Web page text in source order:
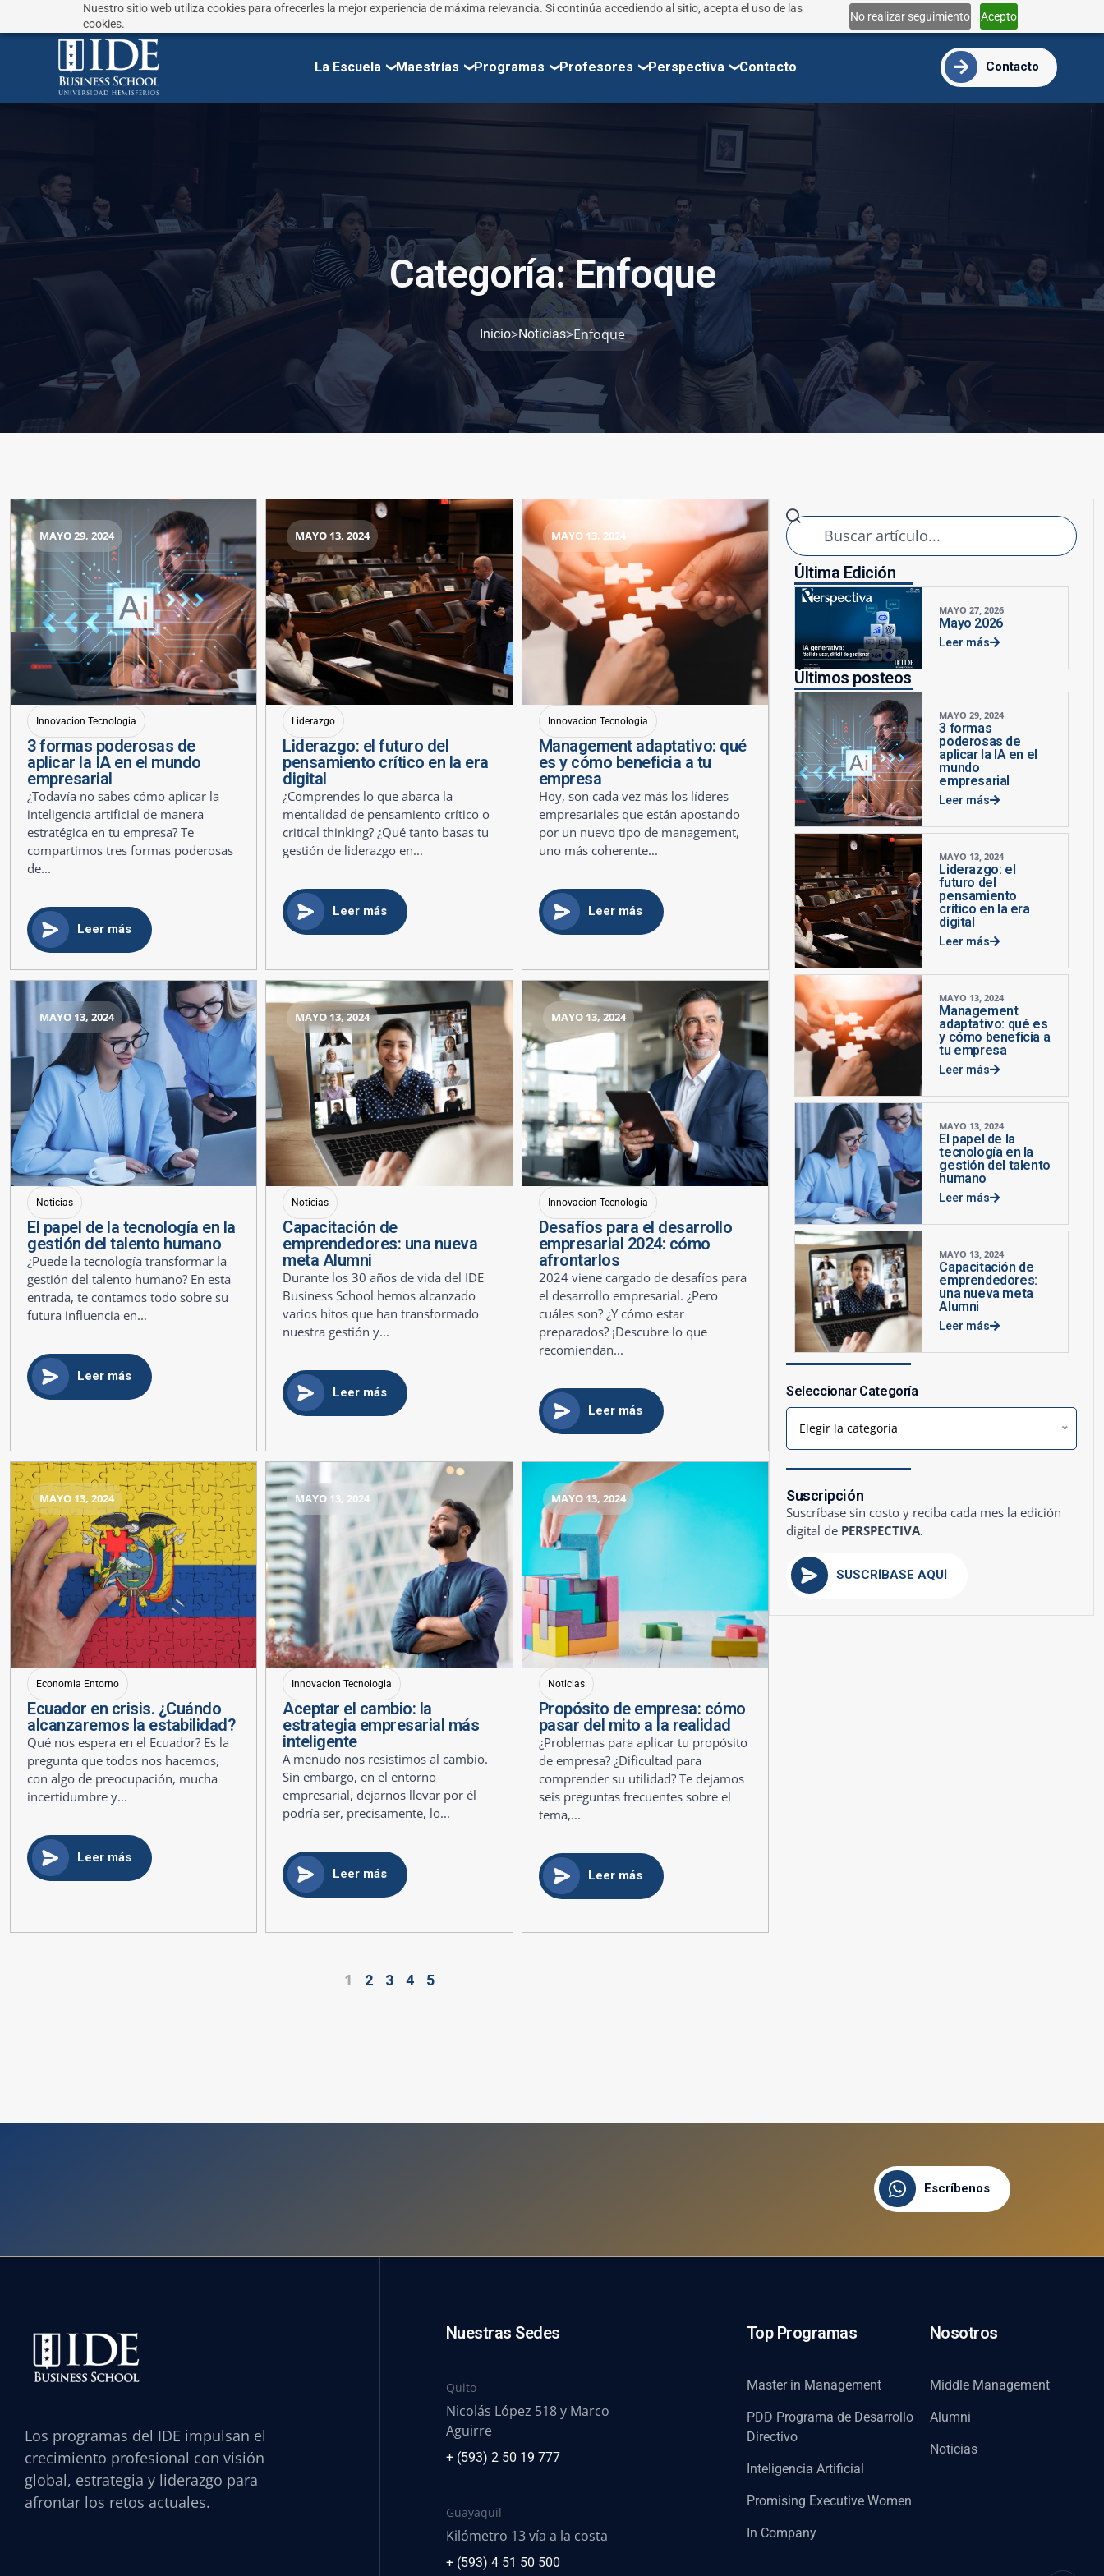
Nuestro sitio web utiliza cookies para ofrecerles la mejor experiencia de máxima relevancia. Si continúa accediendo al sitio, acepta el uso de las
cookies.
No realizar seguimiento Acepto
¿No sabes que estudiar?Responde estas preguntas Lun - Vie 9:00 - 18:00 info@ide.edu.ec
La Escuela Maestrías Programas Profesores Perspectiva Contacto Contacto
Categoría:Enfoque
Inicio>Noticias>Enfoque
MAYO 29, 2024
Innovacion Tecnologia
3 formas poderosas de
aplicar la IA en el mundo
empresarial
¿Todavía no sabes cómo aplicar la
inteligencia artificial de manera
estratégica en tu empresa? Te
compartimos tres formas poderosas
de...
Leer más
MAYO 13, 2024
Liderazgo
Liderazgo: el futuro del
pensamiento crítico en la era
digital
¿Comprendes lo que abarca la
mentalidad de pensamiento crítico o
critical thinking? ¿Qué tanto basas tu
gestión de liderazgo en...
Leer más
MAYO 13, 2024
Innovacion Tecnologia
Management adaptativo: qué
es y cómo beneficia a tu
empresa
Hoy, son cada vez más los líderes
empresariales que están apostando
por un nuevo tipo de management,
uno más coherente...
Leer más
MAYO 13, 2024
Noticias
El papel de la tecnología en la
gestión del talento humano
¿Puede la tecnología transformar la
gestión del talento humano? En esta
entrada, te contamos todo sobre su
futura influencia en...
Leer más
MAYO 13, 2024
Noticias
Capacitación de
emprendedores: una nueva
meta Alumni
Durante los 30 años de vida del IDE
Business School hemos alcanzado
varios hitos que han transformado
nuestra gestión y...
Leer más
MAYO 13, 2024
Innovacion Tecnologia
Desafíos para el desarrollo
empresarial 2024: cómo
afrontarlos
2024 viene cargado de desafíos para
el desarrollo empresarial. ¿Pero
cuáles son? ¿Y cómo estar
preparados? ¡Descubre lo que
recomiendan...
Leer más
MAYO 13, 2024
Economia Entorno
Ecuador en crisis. ¿Cuándo
alcanzaremos la estabilidad?
Qué nos espera en el Ecuador? Es la
pregunta que todos nos hacemos,
con algo de preocupación, mucha
incertidumbre y...
Leer más
MAYO 13, 2024
Innovacion Tecnologia
Aceptar el cambio: la
estrategia empresarial más
inteligente
A menudo nos resistimos al cambio.
Sin embargo, en el entorno
empresarial, dejarnos llevar por él
podría ser, precisamente, lo...
Leer más
MAYO 13, 2024
Noticias
Propósito de empresa: cómo
pasar del mito a la realidad
¿Problemas para aplicar tu propósito
de empresa? ¿Dificultad para
comprender su utilidad? Te dejamos
seis preguntas frecuentes sobre el
tema,...
Leer más
1 2 3 4 5
Última Edición
MAYO 27, 2026
Mayo 2026
Leer más
Últimos posteos
MAYO 29, 2024
3 formas
poderosas de
aplicar la IA en el
mundo
empresarial
Leer más
MAYO 13, 2024
Liderazgo: el
futuro del
pensamiento
crítico en la era
digital
Leer más
MAYO 13, 2024
Management
adaptativo: qué es
y cómo beneficia a
tu empresa
Leer más
MAYO 13, 2024
El papel de la
tecnología en la
gestión del talento
humano
Leer más
MAYO 13, 2024
Capacitación de
emprendedores:
una nueva meta
Alumni
Leer más
Seleccionar Categoría
Elegir la categoría
Suscripción
Suscríbase sin costo y reciba cada mes la edición
digital de PERSPECTIVA.
SUSCRÍBASE AQUÍ
Escríbenos
Los programas del IDE impulsan el
crecimiento profesional con visión
global, estrategia y liderazgo para
afrontar los retos actuales.
Nuestras Sedes
Quito
Nicolás López 518 y Marco
Aguirre
+ (593) 2 50 19 777
Guayaquil
Kilómetro 13 vía a la costa
+ (593) 4 51 50 500
Top Programas
Master in Management
PDD Programa de Desarrollo
Directivo
Inteligencia Artificial
Promising Executive Women
In Company
Nosotros
Middle Management
Alumni
Noticias